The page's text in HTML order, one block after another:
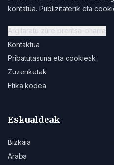
kontatua. Publizitaterik eta
Argitaratu zure prentsa-oharra
Kontaktua
Pribatutasuna eta cookieak
Zuzenketak
Etika kodea
Eskualdeak
Bizkaia
Araba